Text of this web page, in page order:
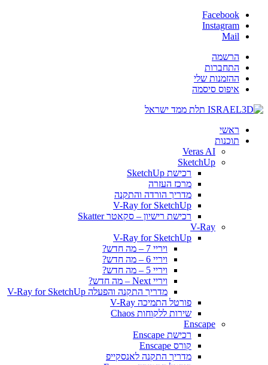
Facebook
Instagram
Mail
הרשמה
התחברות
ההזמנות שלי
איפוס סיסמה
ראשי
תוכנות
Veras AI
SketchUp
רכישת SketchUp
מרכז העזרה
מדריך הורדה והתקנה
V-Ray for SketchUp
רכישת רישיון – סקאטר Skatter
V-Ray
V-Ray for SketchUp
ויריי 7 – מה חדש?
ויריי 6 – מה חדש?
ויריי 5 – מה חדש?
ויריי Next – מה חדש?
מדריך התקנה והפעלה V-Ray for SketchUp
פורטל התמיכה V-Ray
שירות ללקוחות Chaos
Enscape
רכישת Enscape
קורס Enscape
מדריך התקנה לאנסקייפ